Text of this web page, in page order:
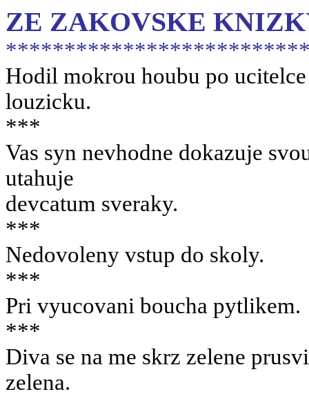
ZE ZAKOVSKE
Hodil mokrou houbu po
louzicku.
***
Vas syn nevhodne dokazuje
utahuje
devcatum sveraky.
***
Nedovoleny vstup do skoly.
***
Pri vyucovani boucha pytlikem.
***
Diva se na me skrz zelene
zelena.